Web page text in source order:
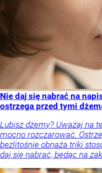
Nie daj się nabrać na
ostrzega przed tymi
Lubisz dżemy? Uważaj na
mocno rozczarować.
bezlitośnie obnaża triki
daj się nabrać, będąc na